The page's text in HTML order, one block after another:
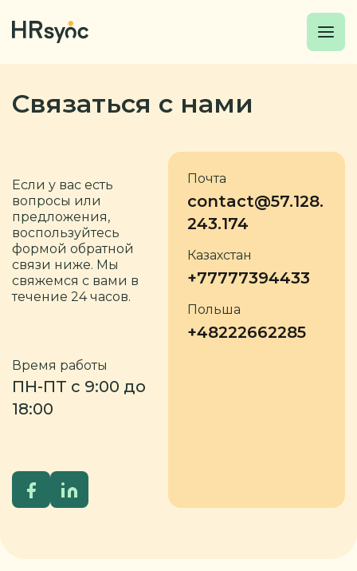
Связаться с нами
Если у вас есть
вопросы или
предложения,
воспользуйтесь
формой обратной
связи ниже. Мы
свяжемся с вами в
течение 24 часов.
Время работы
ПН-ПТ с 9:00 до
18:00
Почта
contact@57.128.
243.174
Казахстан
+77777394433
Польша
+48222662285